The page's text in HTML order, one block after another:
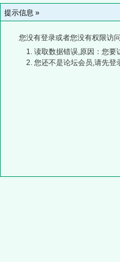
提示信息 »
您没有登录或者您没有权限访
读取数据错误,原因：您要
您还不是论坛会员,请先登